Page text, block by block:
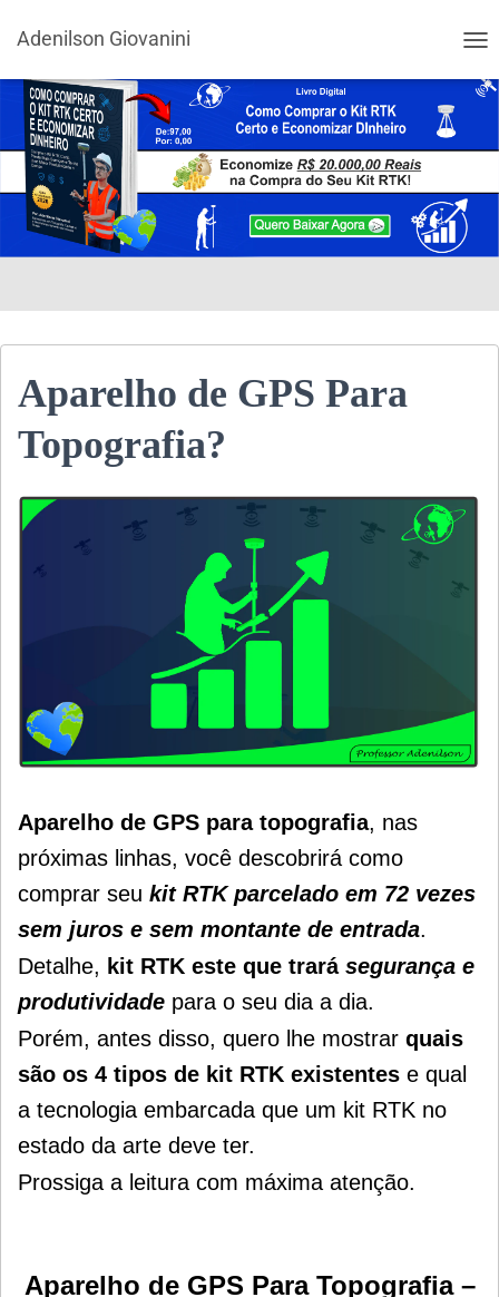
Adenilson Giovanini
Aparelho de GPS Para
Topografia?
Aparelho de GPS para topografia, nas
próximas linhas, você descobrirá como
comprar seu kit RTK parcelado em 72 vezes
sem juros e sem montante de entrada.
Detalhe, kit RTK este que trarásegurança e
produtividade para o seu dia a dia.
Porém, antes disso, quero lhe mostrar quais
são os 4 tipos de kit RTK existentes e qual
a tecnologia embarcada que um kit RTK no
estado da arte deve ter.
Prossiga a leitura com máxima atenção.
Aparelho de GPS Para Topografia –